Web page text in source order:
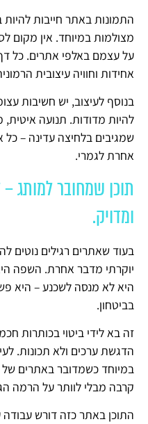
התמונות באתר חייבות
מצולמות במיוחד. אין מקום
על עצמם באלפי אתרים. כל
אחידות וחוויה עיצובית
בנוסף לעיצוב, יש חשיבות
להיות מדודות. תנועה
שמגיבים בלחיצה עדינה – כל
אחרת לגמרי.
תוכן שמחובר למותג
ומדויק.
בעוד שאתרים רגילים נוטים
יוקרתי מדבר אחרת. השפה
היא לא מנסה לשכנע – היא
בביטחון.
זה בא לידי ביטוי בכותרות
הדגשת ערכים ולא תכונות.
במיוחד כשמדובר באתרים של
קרבה מבלי לוותר על הרמה
התוכן באתר כזה דורש עבודה